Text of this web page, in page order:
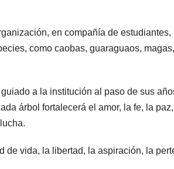
en compañía de estudiantes,
como caobas, guaraguaos,
a la institución al paso de sus
árbol fortalecerá el amor, la fe, la
de vida, la libertad, la aspiración, la